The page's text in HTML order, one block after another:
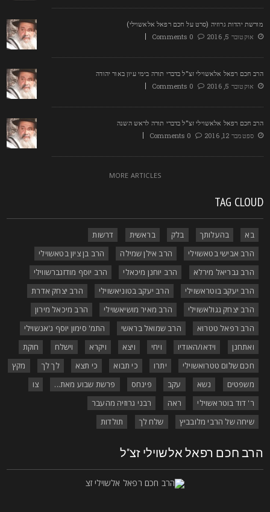
יהדות גרוזיה (סרט על חכם רפאל אלאשוילי)
אוקטובר 5, 2016
0 Comments
חכם רפאל אלאשוילי זצ"ל בדברי תורה בימי עיון באור יהודה
אוקטובר 5, 2016
0 Comments
חכם רפאל אלאשוילי זצ"ל בדברי תורה לראש השנה
ספטמבר 12, 2016
0 Comments
MORE ARTICLES
TAG
בא בהעלותך בלק בראשית
דרשות
הרב אבישי בטאשוילי
הרב אילן שמילה
הרב בן ציון בטאשוילי
הרב גבריאל מירלא
הרב יוחנן מיכאלי
הרב יוסף מודזגברשווילי
הרב יעקב בוטראשוילי
הרב יעקב בטוניאשוילי
הרב יצחק אדרת
הרב יצחק גגולאשוילי
הרב מאיר מושיאשוילי
הרב מיכאל מירון
הרב רפאל טטרוא
הרב שמואל בראשי
התמ' סימון יוסף ג'אנשוילי
ואתחנן
וידאו/האודיו ויחי ויצא ויקרא וישלח
חוקת
חכם שלום טטרואשוילי
יתרו כי תבוא כי תצא לך לך
מקץ
משפטים
נשא עקב פינחס פרשת שבוע מאת...
ר' דוד בוטראשוילי
ראה
רבני גרוזיה מהעבר
שיחה של הרבי מלובביץ
שלח לך תולדות
חכם רפאל אלשוילי זצ"ל